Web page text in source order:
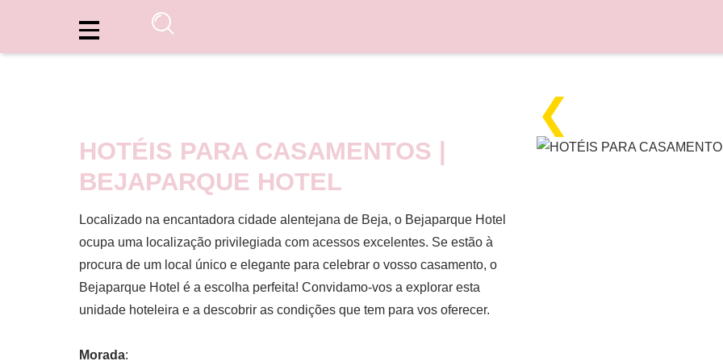
HOTÉIS PARA CASAMENTOS |
BEJAPARQUE HOTEL
Localizado na encantadora cidade alentejana de Beja, o Bejaparque Hotel
ocupa uma localização privilegiada com acessos excelentes. Se estão à
procura de um local único e elegante para celebrar o vosso casamento, o
Bejaparque Hotel é a escolha perfeita! Convidamo-vos a explorar esta
unidade hoteleira e a descobrir as condições que tem para vos oferecer.
Morada:
❮